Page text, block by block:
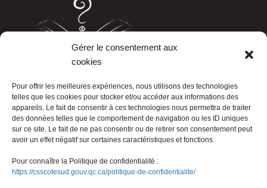
Gérer le consentement aux
cookies
Pour offrir les meilleures expériences, nous utilisons des technologies
telles que les cookies pour stocker et/ou accéder aux informations des
appareils. Le fait de consentir à ces technologies nous permettra de traiter
des données telles que le comportement de navigation ou les ID uniques
sur ce site. Le fait de ne pas consentir ou de retirer son consentement peut
avoir un effet négatif sur certaines caractéristiques et fonctions.
Pour connaître la Politique de confidentialité :
https://csscotesud.gouv.qc.ca/politique-de-confidentialite/
LISTE TÉLÉPHONIQUE
Nous joindre